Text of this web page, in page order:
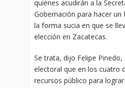
quienes acudirán a la
Gobernación para hacer
la forma sucia en que se
elección en Zacatecas.
Se trata, dijo Felipe
electoral que en los cuatro
recursos público para